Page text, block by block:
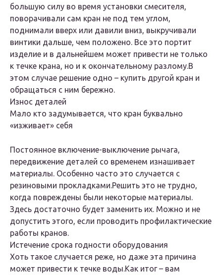
большую силу во время установки смесителя,
поворачивали сам кран не под тем углом,
поднимали вверх или давили вниз, выкручивали
винтики дальше, чем положено. Все это портит
изделие и в дальнейшем может привести не только
к течке крана, но и к окончательному разлому.В
этом случае решение одно – купить другой кран и
обращаться с ним бережно.
Износ деталей
Мало кто задумывается, что кран буквально
«изживает» себя
Постоянное включение-выключение рычага,
передвижение деталей со временем изнашивает
материалы. Особенно часто это случается с
резиновыми прокладками.Решить это не трудно,
когда повреждены были некоторые материалы.
Здесь достаточно будет заменить их. Можно и не
допустить этого, если проводить профилактические
работы кранов.
Истечение срока годности оборудования
Хоть такое случается реже, но даже эта причина
может привести к течке воды.Как итог – вам